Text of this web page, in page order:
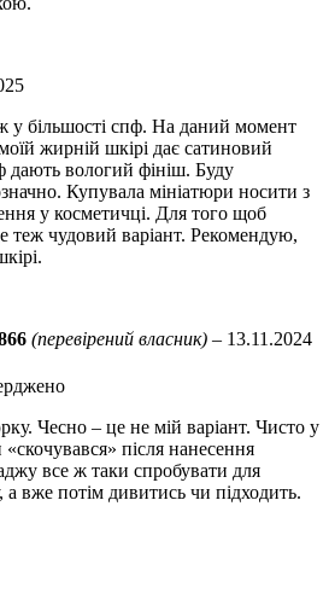
стінки судин, зменшує купероз і знімає
в природний гідроліпідний бар’єр і
випаровуванню вологи та
шкідливих речовин, розгладжують.
продукцію колагену – білка, що зберігає
що відповідає за відсутність зморшок
активує процес оновлення і м’яко
плям, регулює роботу сальних залоз
стимулює вироблення власних
вклачаючи жирну та чутливу.
у догляді, нанесіть крем за 10-20
у більшості спф. На даний момент
жирній шкірі дає сатиновий
дають вологий фініш. Буду
Купувала мініатюри носити з
у косметичці. Для того щоб
теж чудовий варіант. Рекомендую,
(перевірений власник) – 13.11.2024
Чесно – це не мій варіант. Чисто у
після нанесення
все ж таки спробувати для
а вже потім дивитись чи підходить.